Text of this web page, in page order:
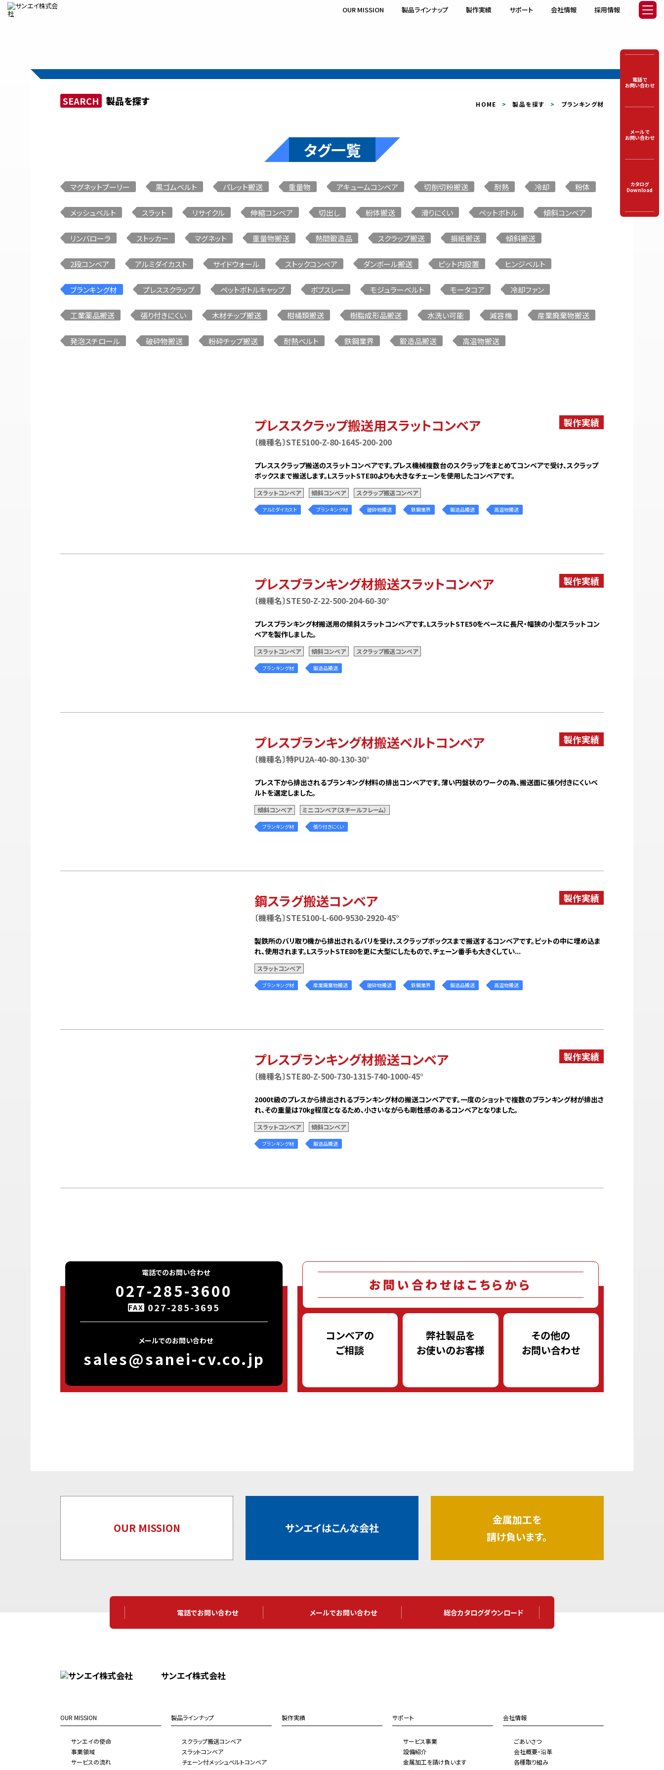
OUR MISSION 製品ラインナップ
チェーン付メッシュベルトコンベア
垂直コンベア ステンレスコンベア ミニコンベア（スチールフレーム） ミニコンベア（アルミフレーム)
詳しい条件を指定して製品を探す サービスの流れ
製作実績 サポート 会社情報 採用情報
サービスの流れ
スクラップ搬送コンベア
スラットコンベア
チェーン付メッシュベルトコンベア
ステンレスコンベア
ミニコンベア（スチールフレーム）
金属加工を請け負います
搬送テスト用コンベア
お知らせ
総合カタログダウンロード
会社概要・沿革
各種取り組み
採用情報
個人情報保護方針
HOME 製品を探す ブランキング材
SEARCH 製品を探す
タグ一覧
マグネットプーリー 黒ゴムベルト パレット搬送 重量物 アキュームコンベア 切削切粉搬送 耐熱 冷却 粉体
メッシュベルト スラット リサイクル 伸縮コンベア 切出し 紛体搬送 滑りにくい ペットボトル 傾斜コンベア
リンバローラ ストッカー マグネット 重量物搬送 熱間鍛造品 スクラップ搬送 損紙搬送 傾斜搬送
2段コンベア アルミダイカスト サイドウォール ストックコンベア ダンボール搬送 ピット内設置 ヒンジベルト
ブランキング材 プレススクラップ ペットボトルキャップ ボブスレー モジュラーベルト モータコア 冷却ファン
工業薬品搬送 張り付きにくい 木材チップ搬送 柑橘類搬送 樹脂成形品搬送 水洗い可能 減容機 産業廃棄物搬送
発泡スチロール 破砕物搬送 粉砕チップ搬送 耐熱ベルト 鉄鋼業界 鍛造品搬送 高温物搬送
プレススクラップ搬送用スラットコンベア
〔機種名〕STE5100-Z-80-1645-200-200
プレススクラップ搬送のスラットコンベアです。プレス機械複数台のスクラップをまとめてコンベアで受け、スクラップ
ボックスまで搬送します。LスラットSTE80よりも大きなチェーンを使用したコンベアです。
スラットコンベア 傾斜コンベア スクラップ搬送コンベア
アルミダイカスト ブランキング材 破砕物搬送 鉄鋼業界 鍛造品搬送 高温物搬送
プレスブランキング材搬送スラットコンベア
〔機種名〕STE50-Z-22-500-204-60-30°
プレスブランキング材搬送用の傾斜スラットコンベアです。LスラットSTE50をベースに長尺・幅狭の小型スラットコン
ベアを製作しました。
スラットコンベア 傾斜コンベア スクラップ搬送コンベア
ブランキング材 鍛造品搬送
プレスブランキング材搬送ベルトコンベア
〔機種名〕特PU2A-40-80-130-30°
プレス下から排出されるブランキング材料の排出コンベアです。薄い円盤状のワークの為、搬送面に張り付きにくいベ
ルトを選定しました。
傾斜コンベア ミニコンベア（スチールフレーム）
ブランキング材 張り付きにくい
鋼スラグ搬送コンベア
〔機種名〕STE5100-L-600-9530-2920-45°
製鉄所のバリ取り機から排出されるバリを受け、スクラップボックスまで搬送するコンベアです。ピットの中に埋め込ま
れ、使用されます。LスラットSTE80を更に大型にしたもので、チェーン番手も大きくしてい...
スラットコンベア
ブランキング材 産業廃棄物搬送 破砕物搬送 鉄鋼業界 鍛造品搬送 高温物搬送
プレスブランキング材搬送コンベア
〔機種名〕STE80-Z-500-730-1315-740-1000-45°
2000t級のプレスから排出されるブランキング材の搬送コンベアです。一度のショットで複数のブランキング材が排出さ
れ、その重量は70kg程度となるため、小さいながらも剛性感のあるコンベアとなりました。
スラットコンベア 傾斜コンベア
ブランキング材 鍛造品搬送
電話でのお問い合わせ
027-285-3600
FAX 027-285-3695
メールでのお問い合わせ
sales@sanei-cv.co.jp
お問い合わせはこちらから
コンベアの
ご相談
弊社製品を
お使いのお客様
その他の
お問い合わせ
OUR MISSION サンエイはこんな会社
金属加工を
請け負います。
電話で
お問い合わせ
メールで
お問い合わせ
カタログ
Download
電話でお問い合わせ メールでお問い合わせ 総合カタログダウンロード
サンエイ株式会社
OUR MISSION
サンエイの使命
事業領域
サービスの流れ
製品ラインナップ
スクラップ搬送コンベア
スラットコンベア
チェーン付メッシュベルトコンベア
製作実績 サポート
サービス事業
設備紹介
金属加工を請け負います
会社情報
ごあいさつ
会社概要・沿革
各種取り組み